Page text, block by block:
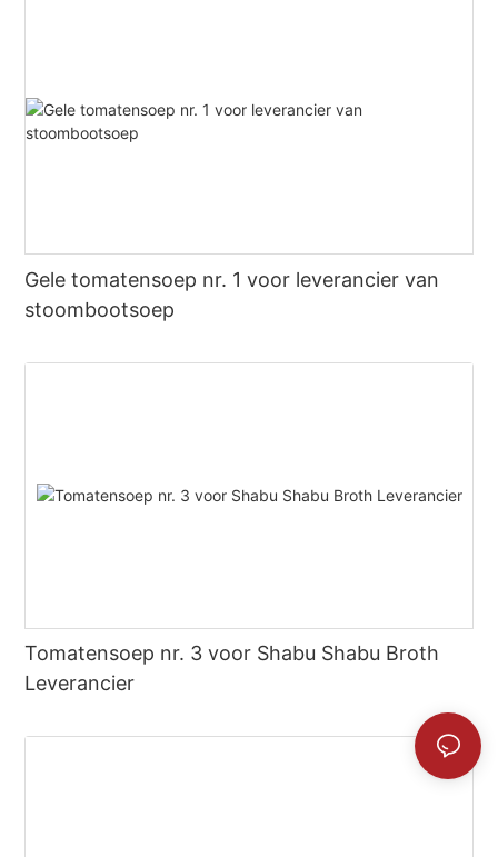
Gele tomatensoep nr. 1 voor leverancier van
stoombootsoep
Tomatensoep nr. 3 voor Shabu Shabu Broth
Leverancier